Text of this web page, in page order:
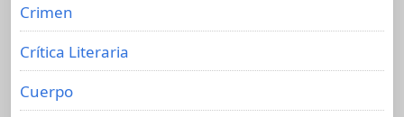
Crimen
Crítica Literaria
Cuerpo